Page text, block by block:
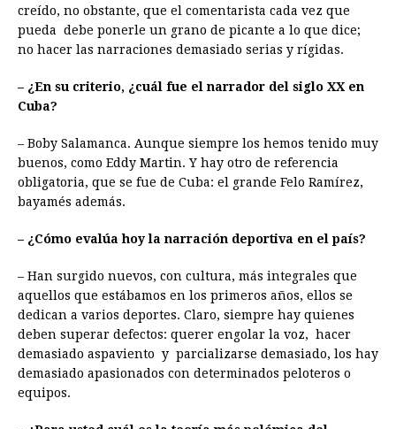
creído, no obstante, que el comentarista cada vez que
pueda debe ponerle un grano de picante a lo que dice;
no hacer las narraciones demasiado serias y rígidas.
– ¿En su criterio, ¿cuál fue el narrador del siglo XX en
Cuba?
– Boby Salamanca. Aunque siempre los hemos tenido muy
buenos, como Eddy Martin. Y hay otro de referencia
obligatoria, que se fue de Cuba: el grande Felo Ramírez,
bayamés además.
– ¿Cómo evalúa hoy la narración deportiva en el país?
– Han surgido nuevos, con cultura, más integrales que
aquellos que estábamos en los primeros años, ellos se
dedican a varios deportes. Claro, siempre hay quienes
deben superar defectos: querer engolar la voz, hacer
demasiado aspaviento y parcializarse demasiado, los hay
demasiado apasionados con determinados peloteros o
equipos.